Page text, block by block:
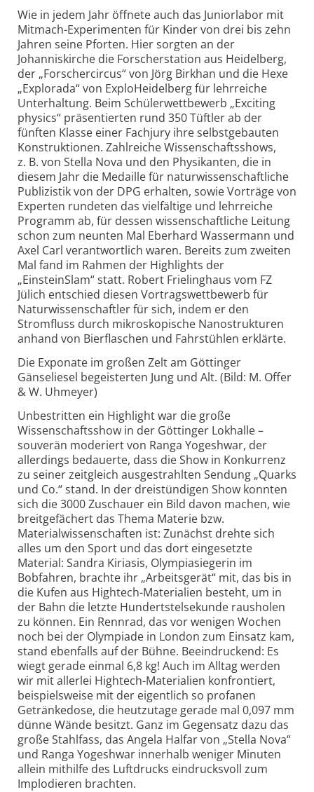
Wie in jedem Jahr öffnete auch das Juniorlabor mit
Mitmach-Experimenten für Kinder von drei bis zehn
Jahren seine Pforten. Hier sorgten an der
Johanniskirche die Forscherstation aus Heidelberg,
der „Forschercircus“ von Jörg Birkhan und die Hexe
„Explorada“ von ExploHeidelberg für lehrreiche
Unterhaltung. Beim Schülerwettbewerb „Exciting
physics“ präsentierten rund 350 Tüftler ab der
fünften Klasse einer Fachjury ihre selbstgebauten
Konstruktionen. Zahlreiche Wissenschaftsshows,
z. B. von Stella Nova und den Physikanten, die in
diesem Jahr die Medaille für naturwissenschaftliche
Publizistik von der DPG erhalten, sowie Vorträge von
Experten rundeten das vielfältige und lehrreiche
Programm ab, für dessen wissenschaftliche Leitung
schon zum neunten Mal Eberhard Wassermann und
Axel Carl verantwortlich waren. Bereits zum zweiten
Mal fand im Rahmen der Highlights der
„EinsteinSlam“ statt. Robert Frielinghaus vom FZ
Jülich entschied diesen Vortragswettbewerb für
Naturwissenschaftler für sich, indem er den
Stromfluss durch mikroskopische Nanostrukturen
anhand von Bierflaschen und Fahrstühlen erklärte.
Die Exponate im großen Zelt am Göttinger
Gänseliesel begeisterten Jung und Alt. (Bild: M. Offer
& W. Uhmeyer)
Unbestritten ein Highlight war die große
Wissenschaftsshow in der Göttinger Lokhalle –
souverän moderiert von Ranga Yogeshwar, der
allerdings bedauerte, dass die Show in Konkurrenz
zu seiner zeitgleich ausgestrahlten Sendung „Quarks
und Co.“ stand. In der dreistündigen Show konnten
sich die 3000 Zuschauer ein Bild davon machen, wie
breitgefächert das Thema Materie bzw.
Materialwissenschaften ist: Zunächst drehte sich
alles um den Sport und das dort eingesetzte
Material: Sandra Kiriasis, Olympia­siegerin im
Bobfahren, brachte ihr „Arbeitsgerät“ mit, das bis in
die Kufen aus Hightech-Materialien besteht, um in
der Bahn die letzte Hundertstelsekunde rausholen
zu können. Ein Rennrad, das vor wenigen Wochen
noch bei der Olympiade in London zum Einsatz kam,
stand ebenfalls auf der Bühne. Beeindruckend: Es
wiegt gerade einmal 6,8 kg! Auch im Alltag werden
wir mit allerlei Hightech-Materialien konfrontiert,
beispielsweise mit der eigentlich so profanen
Getränkedose, die heutzutage gerade mal 0,097 mm
dünne Wände besitzt. Ganz im Gegensatz dazu das
große Stahlfass, das Angela Halfar von „Stella Nova“
und Ranga Yogeshwar innerhalb weniger Minuten
allein mithilfe des Luftdrucks eindrucksvoll zum
Implodieren brachten.